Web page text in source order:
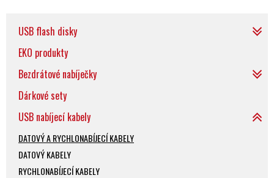
USB flash disky
EKO produkty
Bezdrátové nabíječky
Dárkové sety
USB nabíjecí kabely
DATOVÝ A RYCHLONABÍJECÍ KABELY
DATOVÝ KABELY
RYCHLONABÍJECÍ KABELY